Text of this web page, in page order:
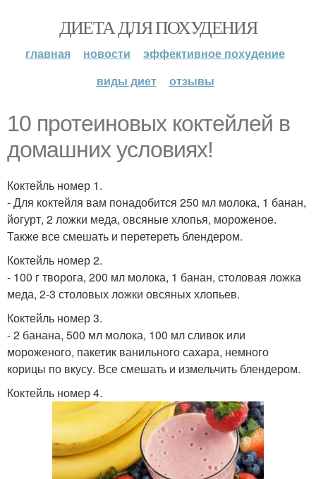
ДИЕТА ДЛЯ ПОХУДЕНИЯ
главная новости
эффективное похудение
виды диет
отзывы
10 протеиновых коктейлей в
домашних условиях!
Коктейль номер 1.
- Для коктейля вам понадобится 250 мл молока, 1 банан,
йогурт, 2 ложки меда, овсяные хлопья, мороженое.
Также все смешать и перетереть блендером.
Коктейль номер 2.
- 100 г творога, 200 мл молока, 1 банан, столовая ложка
меда, 2-3 столовых ложки овсяных хлопьев.
Коктейль номер 3.
- 2 банана, 500 мл молока, 100 мл сливок или
мороженого, пакетик ванильного сахара, немного
корицы по вкусу. Все смешать и измельчить блендером.
Коктейль номер 4.